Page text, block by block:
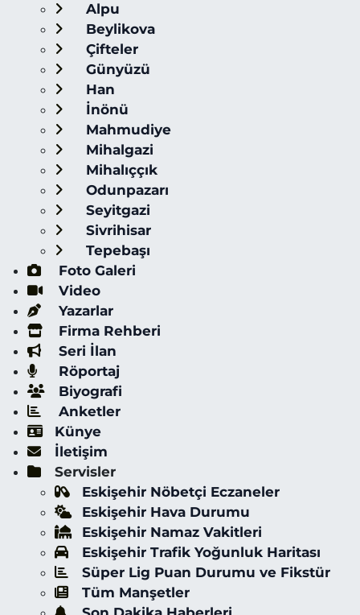
Alpu
Beylikova
Çifteler
Günyüzü
Han
İnönü
Mahmudiye
Mihalgazi
Mihalıççık
Odunpazarı
Seyitgazi
Sivrihisar
Tepebaşı
Foto Galeri
Video
Yazarlar
Firma Rehberi
Seri İlan
Röportaj
Biyografi
Anketler
Künye
İletişim
Servisler
Eskişehir Nöbetçi Eczaneler
Eskişehir Hava Durumu
Eskişehir Namaz Vakitleri
Eskişehir Trafik Yoğunluk Haritası
Süper Lig Puan Durumu ve Fikstür
Tüm Manşetler